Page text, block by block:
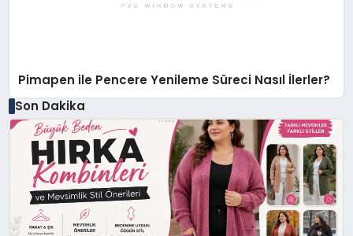
Pimapen ile Pencere Yenileme Süreci Nasıl İlerler?
Son Dakika